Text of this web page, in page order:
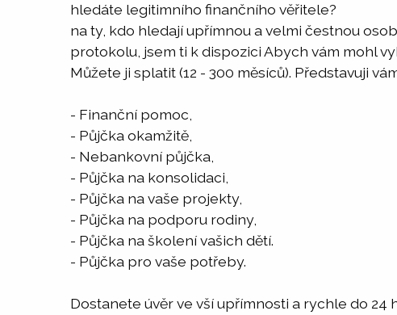
hledáte legitimního finančního věřitele?
na ty, kdo hledají upřímnou a velmi čestnou
protokolu, jsem ti k dispozici Abych vám mohl
Můžete ji splatit (12 - 300 měsíců). Představuji
- Finanční pomoc,
- Půjčka okamžitě,
- Nebankovní půjčka,
- Půjčka na konsolidaci,
- Půjčka na vaše projekty,
- Půjčka na podporu rodiny,
- Půjčka na školení vašich dětí.
- Půjčka pro vaše potřeby.
Dostanete úvěr ve vší upřímnosti a rychle do